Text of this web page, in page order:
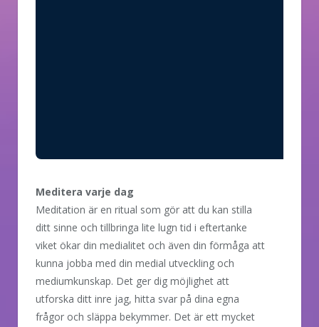
Meditera varje dag
Meditation är en ritual som gör att du kan stilla
ditt sinne och tillbringa lite lugn tid i eftertanke
viket ökar din medialitet och även din förmåga att
kunna jobba med din medial utveckling och
mediumkunskap. Det ger dig möjlighet att
utforska ditt inre jag, hitta svar på dina egna
frågor och släppa bekymmer. Det är ett mycket